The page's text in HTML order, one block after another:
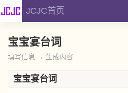
JCJC首页
宝宝宴台词
填写信息 → 生成内容
宝宝宴台词